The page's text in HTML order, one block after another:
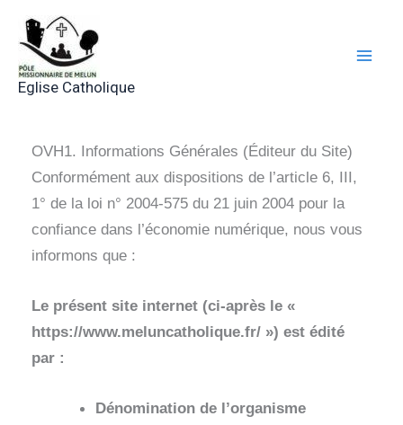
contenu
Eglise Catholique
OVH1. Informations Générales (Éditeur du Site)
Conformément aux dispositions de l’article 6, III,
1° de la loi n° 2004-575 du 21 juin 2004 pour la
confiance dans l’économie numérique, nous vous
informons que :
Le présent site internet (ci-après le «
https://www.meluncatholique.fr/ ») est édité
par :
Dénomination de l’organisme